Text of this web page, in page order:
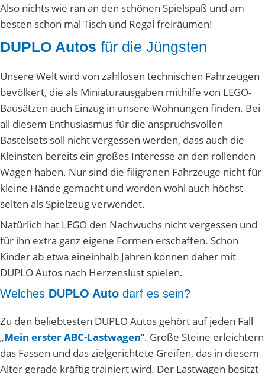
Also nichts wie ran an den schönen Spielspaß und am
besten schon mal Tisch und Regal freiräumen!
DUPLO Autos für die Jüngsten
Unsere Welt wird von zahllosen technischen Fahrzeugen
bevölkert, die als Miniaturausgaben mithilfe von LEGO-
Bausätzen auch Einzug in unsere Wohnungen finden. Bei
all diesem Enthusiasmus für die anspruchsvollen
Bastelsets soll nicht vergessen werden, dass auch die
Kleinsten bereits ein großes Interesse an den rollenden
Wagen haben. Nur sind die filigranen Fahrzeuge nicht für
kleine Hände gemacht und werden wohl auch höchst
selten als Spielzeug verwendet.
Natürlich hat LEGO den Nachwuchs nicht vergessen und
für ihn extra ganz eigene Formen erschaffen. Schon
Kinder ab etwa eineinhalb Jahren können daher mit
DUPLO Autos nach Herzenslust spielen.
Welches DUPLO Auto darf es sein?
Zu den beliebtesten DUPLO Autos gehört auf jeden Fall
„Mein erster ABC-Lastwagen“. Große Steine erleichtern
das Fassen und das zielgerichtete Greifen, das in diesem
Alter gerade kräftig trainiert wird. Der Lastwagen besitzt